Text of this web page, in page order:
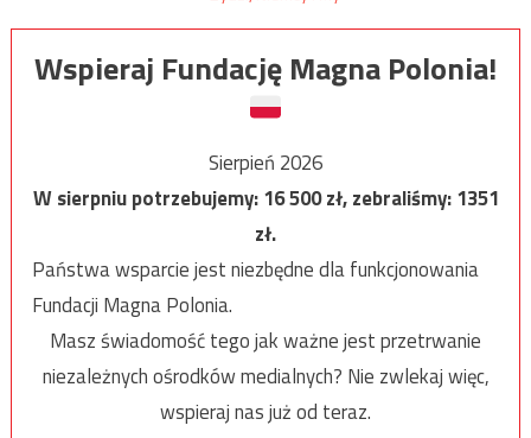
Wspieraj Fundację Magna Polonia!
Sierpień 2026
W sierpniu potrzebujemy:16 500zł, zebraliśmy:1351
zł.
Państwa wsparcie jest niezbędne dla funkcjonowania
Fundacji Magna Polonia.
Masz świadomość tego jak ważne jest przetrwanie
niezależnych ośrodków medialnych? Nie zwlekaj więc,
wspieraj nas już od teraz.